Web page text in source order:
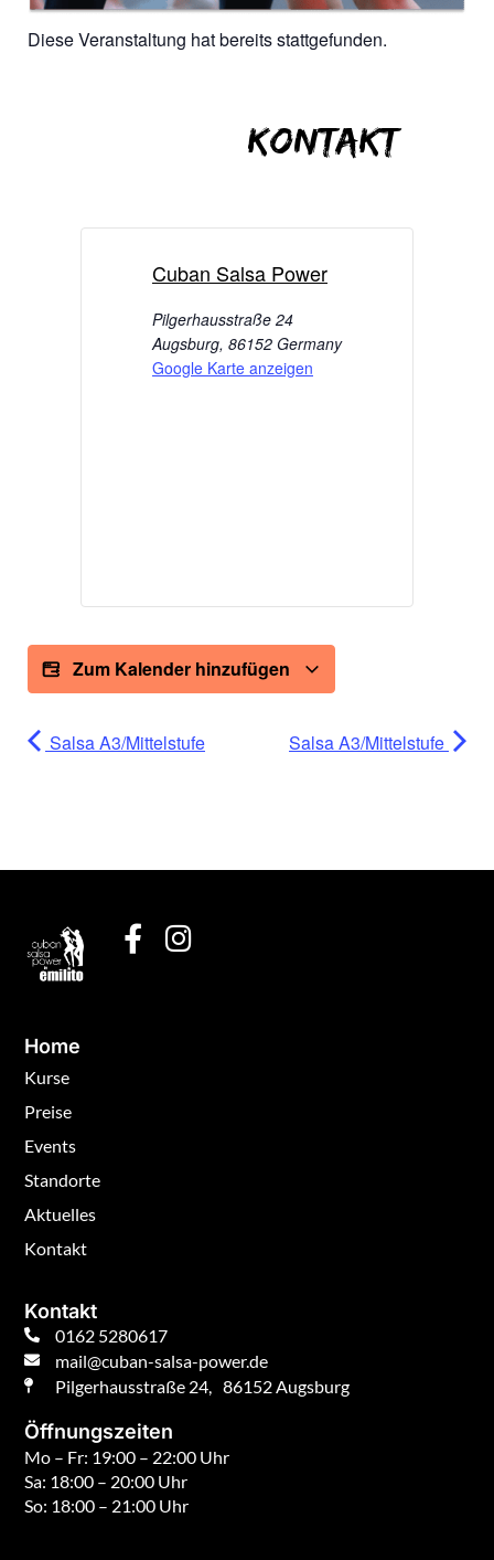
Diese Veranstaltung hat bereits stattgefunden.
Kontakt
Cuban Salsa Power
Pilgerhausstraße 24
Augsburg, 86152 Germany
Google Karte anzeigen
Zum Kalender hinzufügen
Salsa A3/Mittelstufe Salsa A3/Mittelstufe
Home
Kurse
Preise
Events
Standorte
Aktuelles
Kontakt
Kontakt
0162 5280617
mail@cuban-salsa-power.de
Pilgerhausstraße 24, 86152 Augsburg
Öffnungszeiten
Mo – Fr: 19:00 – 22:00 Uhr
Sa: 18:00 – 20:00 Uhr
So: 18:00 – 21:00 Uhr